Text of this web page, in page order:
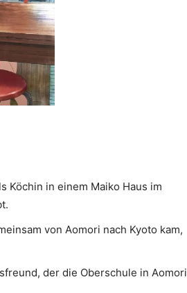
Köchin in einem Maiko Haus im
von Aomori nach Kyoto kam,
der die Oberschule in Aomori